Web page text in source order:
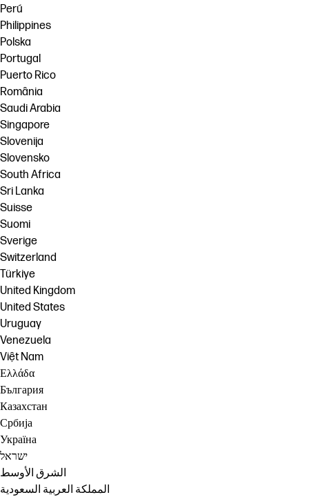
Perú
Philippines
Polska
Portugal
Puerto Rico
România
Saudi Arabia
Singapore
Slovenija
Slovensko
South Africa
Sri Lanka
Suisse
Suomi
Sverige
Switzerland
Türkiye
United Kingdom
United States
Uruguay
Venezuela
Việt Nam
Ελλάδα
България
Казахстан
Србија
Україна
ישראל
الشرق الأوسط
المملكة العربية السعودية